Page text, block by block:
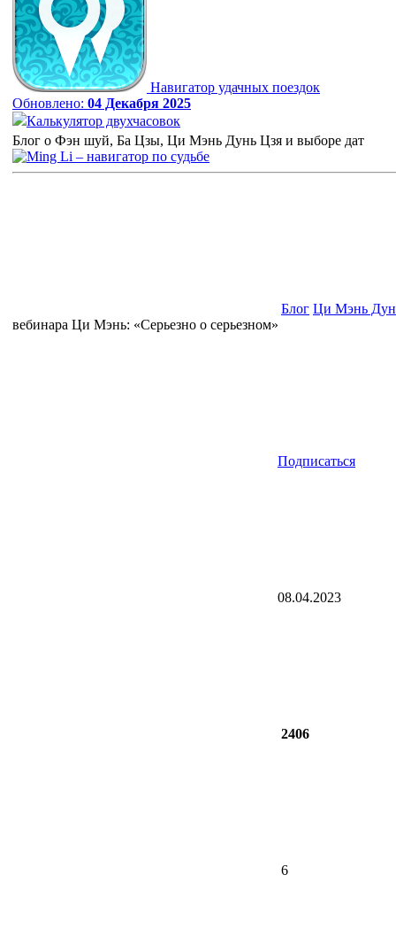
Навигатор удачных поездок
Обновлено: 04 Декабря 2025
Калькулятор двухчасовок
Блог о Фэн шуй, Ба Цзы, Ци Мэнь Дунь Цзя и выборе дат
Блог Ци Мэнь
вебинара Ци Мэнь: «Серьезно о серьезном»
Подписаться
08.04.2023
2406
6